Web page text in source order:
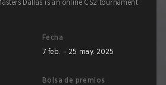
Dallas is an online CS2 tournament
Fecha
7 feb. – 25 may. 2025
Bolsa de premios